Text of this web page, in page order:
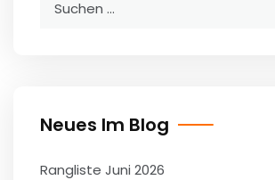
Neues Im Blog
Rangliste Juni 2026